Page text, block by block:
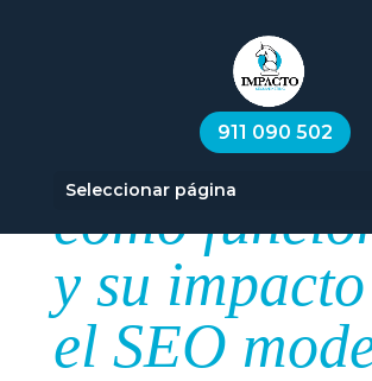
911 090 502
Seleccionar página
Algoritmos de
rastreo web:
cómo
y su
el SEO